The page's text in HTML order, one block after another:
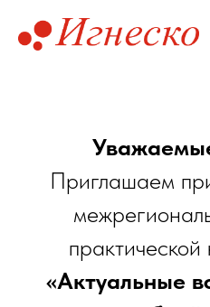
Приглашаем
«Актуальные